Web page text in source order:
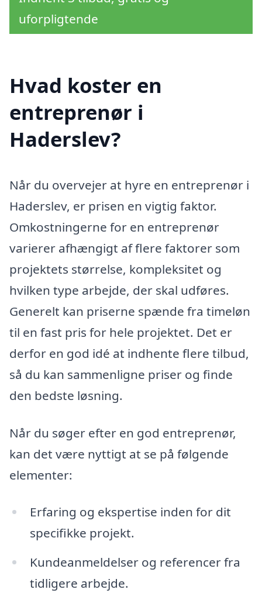
uforpligtende
Hvad koster en
entreprenør i
Haderslev?
Når du overvejer at hyre en entreprenør i
Haderslev, er prisen en vigtig faktor.
Omkostningerne for en entreprenør
varierer afhængigt af flere faktorer som
projektets størrelse, kompleksitet og
hvilken type arbejde, der skal udføres.
Generelt kan priserne spænde fra timeløn
til en fast pris for hele projektet. Det er
derfor en god idé at indhente flere tilbud,
så du kan sammenligne priser og finde
den bedste løsning.
Når du søger efter en god entreprenør,
kan det være nyttigt at se på følgende
elementer:
Erfaring og ekspertise inden for dit
specifikke projekt.
Kundeanmeldelser og referencer fra
tidligere arbejde.